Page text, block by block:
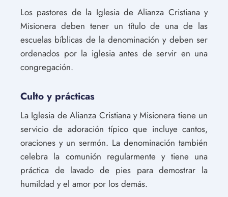
Los pastores de la Iglesia de Alianza Cristiana y
Misionera deben tener un título de una de las
escuelas bíblicas de la denominación y deben ser
ordenados por la iglesia antes de servir en una
congregación.
Culto y prácticas
La Iglesia de Alianza Cristiana y Misionera tiene un
servicio de adoración típico que incluye cantos,
oraciones y un sermón. La denominación también
celebra la comunión regularmente y tiene una
práctica de lavado de pies para demostrar la
humildad y el amor por los demás.